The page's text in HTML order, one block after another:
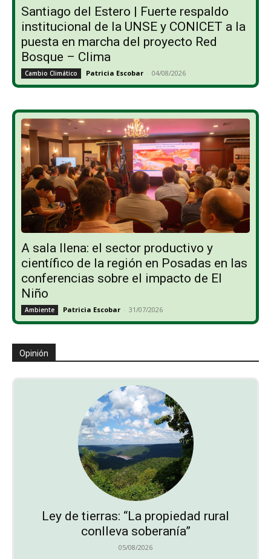
Santiago del Estero | Fuerte respaldo
institucional de la UNSE y CONICET a la
puesta en marcha del proyecto Red
Bosque – Clima
Cambio Climático Patricia Escobar - 04/08/2026
A sala llena: el sector productivo y
científico de la región en Posadas en las
conferencias sobre el impacto de El
Niño
Ambiente Patricia Escobar - 31/07/2026
Opinión
Ley de tierras: “La propiedad rural
conlleva soberanía”
05/08/2026